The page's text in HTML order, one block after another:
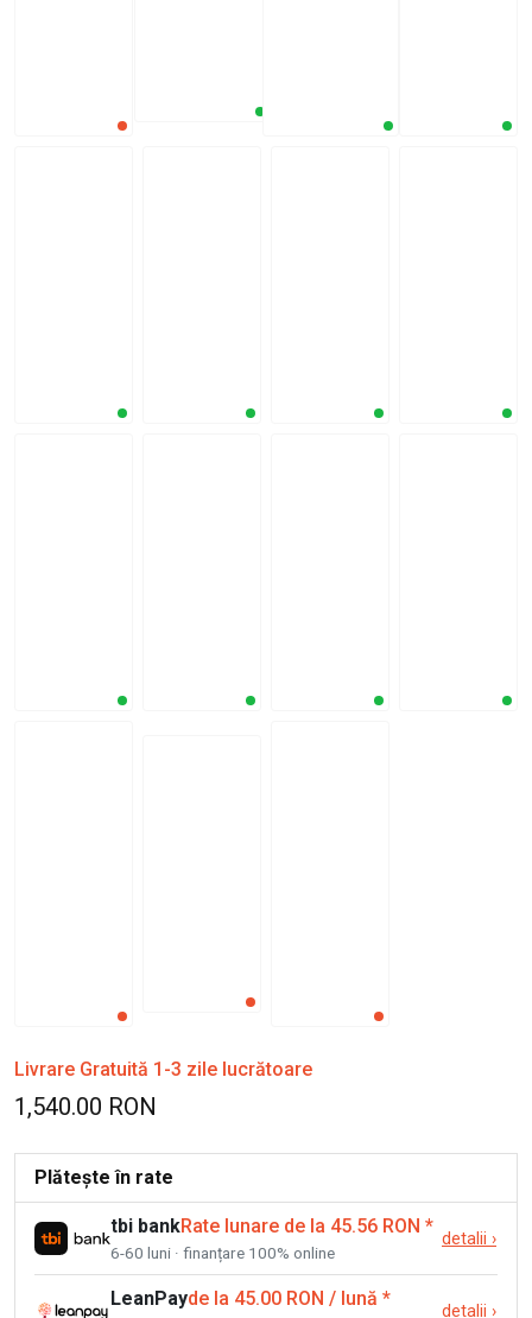
Livrare Gratuită 1-3 zile lucrătoare
1,540.00 RON
Plătește în rate
tbi bankRate lunare de la 45.56 RON *
6-60 luni · finanțare 100% online
detalii ›
LeanPayde la 45.00 RON / lună *
detalii ›